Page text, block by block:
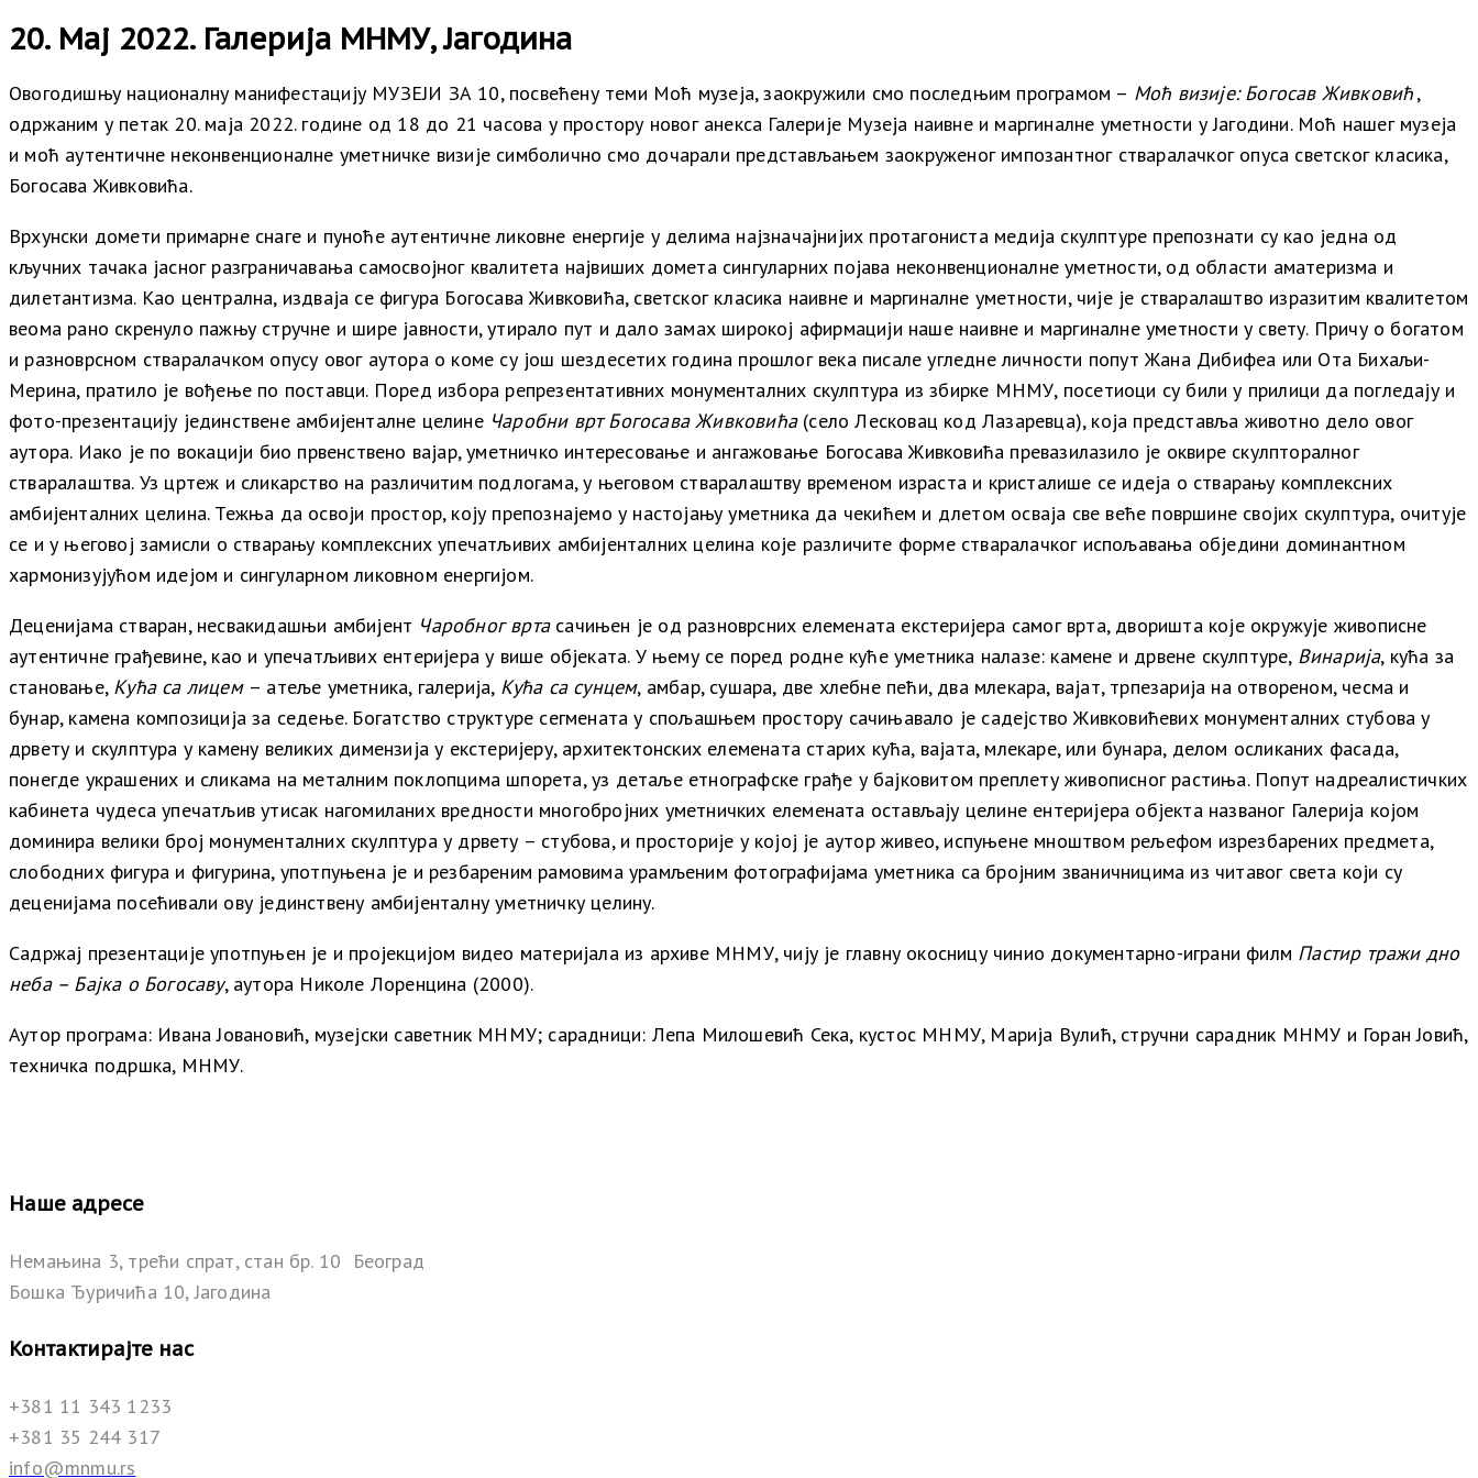
20. Мај 2022. Галерија МНМУ, Јагодина
Овогодишњу националну манифестацију МУЗЕЈИ ЗА 10, посвећену теми Моћ музеја, заокружили смо последњим програмом – Моћ визије: Богосав Живковић,
одржаним у петак 20. маја 2022. године од 18 до 21 часова у простору новог анекса Галерије Музеја наивне и маргиналне уметности у Јагодини. Моћ нашег музеја
и моћ аутентичне неконвенционалне уметничке визије симболично смо дочарали представљањем заокруженог импозантног стваралачког опуса светског класика,
Богосава Живковића.
Врхунски домети примарне снаге и пуноће аутентичне ликовне енергије у делима најзначајнијих протагониста медија скулптуре препознати су као једна од
кључних тачака јасног разграничавања самосвојног квалитета највиших домета сингуларних појава неконвенционалне уметности,од области аматеризма и
дилетантизма. Као централна, издваја се фигура Богосава Живковића, светског класика наивне и маргиналне уметности, чије је стваралаштво изразитим квалитетом
веома рано скренуло пажњу стручне и шире јавности, утирало пут и дало замах широкој афирмацији наше наивне и маргиналне уметности у свету. Причу о богатом
и разноврсном стваралачком опусу овог аутора о коме су још шездесетих година прошлог века писале угледне личности попут Жана Дибифеа или Ота Бихаљи-
Мерина, пратило је вођење по поставци. Поред избора репрезентативних монументалних скулптура из збирке МНМУ, посетиоци су били у прилици да погледају и
фото-презентацију јединствене амбијенталне целине Чаробни врт Богосава Живковића(село Лесковац код Лазаревца), која представља животно дело овог
аутора. Иако је по вокацији био првенствено вајар,уметничко интересовање и ангажовање Богосава Живковића превазилазило је оквире скулпторалног
стваралаштва.Уз цртеж и сликарство на различитим подлогама, у његовом стваралаштву временом израста и кристалише се идеја о стварању комплексних
амбијенталних целина. Тежња да освоји простор, коју препознајемо у настојању уметника да чекићем и длетом осваја све веће површине својих скулптура, очитује
се и у његовој замисли о стварању комплексних упечатљивих амбијенталних целина које различите форме стваралачког испољавања обједини доминантном
хармонизујућом идејом и сингуларном ликовном енергијом.
Деценијама стваран, несвакидашњи амбијент Чаробног вртасачињен је од разноврсних елемената екстеријера самог врта, дворишта које окружује живописне
аутентичне грађевине, као и упечатљивих ентеријера у више објеката. У њему се поред родне куће уметника налазе: камене и дрвене скулптуре, Винарија, кућа за
становање, Кућа са лицем – атеље уметника, галерија, Кућа са сунцем, амбар, сушара, две хлебне пећи, два млекара, вајат, трпезарија на отвореном, чесма и
бунар, камена композиција за седење. Богатство структуре сегмената у спољашњем простору сачињавало је садејство Живковићевих монументалних стубова у
дрвету и скулптура у камену великих димензија у екстеријеру, архитектонских елемената старих кућа, вајата, млекаре, или бунара, делом осликаних фасада,
понегде украшених и сликама на металним поклопцима шпорета, уз детаље етнографске грађе у бајковитом преплету живописног растиња. Попут надреалистичких
кабинета чудеса упечатљив утисак нагомиланих вредности многобројних уметничких елемената остављају целине ентеријера објекта названог Галерија којом
доминира велики број монументалних скулптура у дрвету – стубова, и просторије у којој је аутор живео, испуњене мноштвом рељефом изрезбарених предмета,
слободних фигура и фигурина, употпуњена је и резбареним рамовима урамљеним фотографијама уметника са бројним званичницима из читавог света који су
деценијама посећивали ову јединствену амбијенталну уметничку целину.
Садржај презентације употпуњен је и пројекцијом видео материјала из архиве МНМУ, чију је главну окосницу чинио документарно-играни филм Пастир тражи дно
неба – Бајка о Богосаву, аутора Николе Лоренцина (2000).
Аутор програма: Ивана Јовановић, музејски саветник МНМУ; сарадници: Лепа Милошевић Сека, кустос МНМУ, Марија Вулић, стручни сарадник МНМУ и Горан Јовић,
техничка подршка, МНМУ.
Наше адресе
Немањина 3, трећи спрат, стан бр. 10 Београд
Бошка Ђуричића 10, Јагодина
Контактирајте нас
+381 11 343 1233
+381 35 244 317
info@mnmu.rs